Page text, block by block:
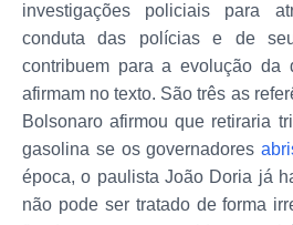
investigações policiais para
conduta das polícias e de
contribuem para a evolução da
afirmam no texto. São três as
Bolsonaro afirmou que retiraria
gasolina se os governadores
época, o paulista João Doria já
não pode ser tratado de forma